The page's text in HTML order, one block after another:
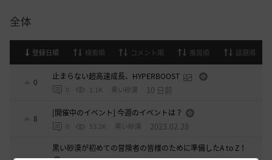
全体
登録日順 検索順 コメント順 推奨順 話題順
0
止まらない超高速成長、HYPERBOOST
0 1.1K 黒い砂漠 10 日前
8
[開催中のイベント] 今週のイベントは？
0 53.2K 黒い砂漠 2023.02.28
黒い砂漠が初めての冒険者の皆様のために準備したA to Z！